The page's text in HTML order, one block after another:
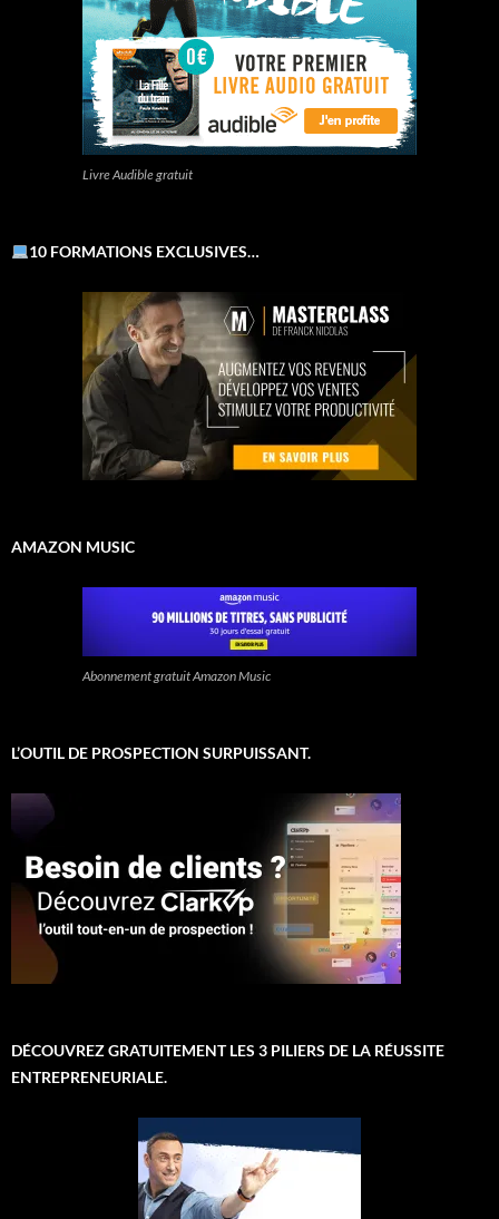
Livre Audible gratuit
10 FORMATIONS EXCLUSIVES…
AMAZON MUSIC
Abonnement gratuit Amazon Music
L’OUTIL DE PROSPECTION SURPUISSANT.
DÉCOUVREZ GRATUITEMENT LES 3 PILIERS DE LA RÉUSSITE
ENTREPRENEURIALE.